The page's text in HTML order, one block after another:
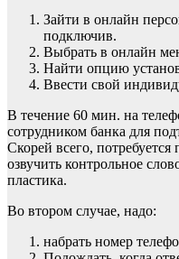
Зайти в онлайн
подключив.
Выбрать в онлайн
Найти опцию
Ввести свой
В течение 60 мин. на
сотрудником банка для
Скорей всего,
озвучить контрольное
пластика.
Во втором случае, надо:
набрать номер